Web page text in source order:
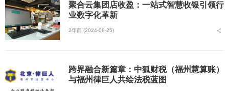
聚合云集团店收盈：一站式智慧收银引领行
业数字化革新
2年前 (2024-08-25)
跨界融合新篇章：中狐财税（福州慧算账）
与福州律巨人共绘法税蓝图